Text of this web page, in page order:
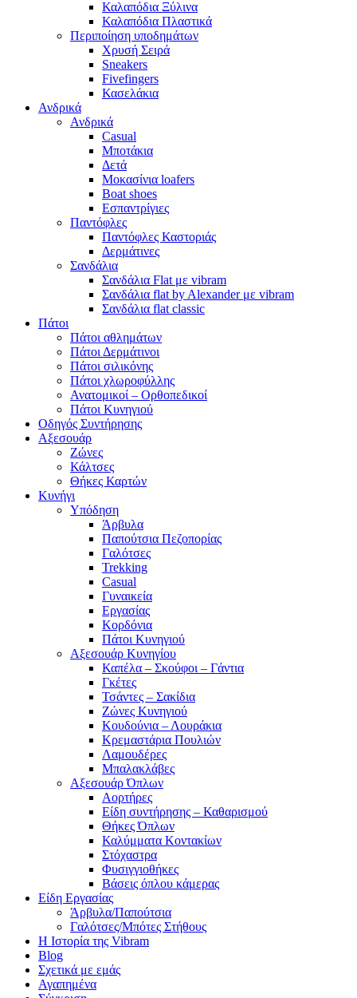
Καλαπόδια Ξύλινα
Καλαπόδια Πλαστικά
Περιποίηση υποδημάτων
Χρυσή Σειρά
Sneakers
Fivefingers
Κασελάκια
Ανδρικά
Ανδρικά
Casual
Μποτάκια
Δετά
Μοκασίνια loafers
Boat shoes
Εσπαντρίγιες
Παντόφλες
Παντόφλες Καστοριάς
Δερμάτινες
Σανδάλια
Σανδάλια Flat με vibram
Σανδάλια flat by Alexander με vibram
Σανδάλια flat classic
Πάτοι
Πάτοι αθλημάτων
Πάτοι Δερμάτινοι
Πάτοι σιλικόνης
Πάτοι χλωροφύλλης
Ανατομικοί – Ορθοπεδικοί
Πάτοι Κυνηγιού
Οδηγός Συντήρησης
Αξεσουάρ
Ζώνες
Κάλτσες
Θήκες Καρτών
Κυνήγι
Υπόδηση
Άρβυλα
Παπούτσια Πεζοπορίας
Γαλότσες
Trekking
Casual
Γυναικεία
Εργασίας
Κορδόνια
Πάτοι Κυνηγιού
Αξεσουάρ Κυνηγίου
Καπέλα – Σκούφοι – Γάντια
Γκέτες
Τσάντες – Σακίδια
Ζώνες Κυνηγιού
Κουδούνια – Λουράκια
Κρεμαστάρια Πουλιών
Λαμουδέρες
Μπαλακλάβες
Αξεσουάρ Όπλων
Αορτήρες
Είδη συντήρησης – Καθαρισμού
Θήκες Όπλων
Καλύμματα Κοντακίων
Στόχαστρα
Φυσιγγιοθήκες
Βάσεις όπλου κάμερας
Είδη Εργασίας
Άρβυλα/Παπούτσια
Γαλότσες/Μπότες Στήθους
Η Ιστορία της Vibram
Blog
Σχετικά με εμάς
Αγαπημένα